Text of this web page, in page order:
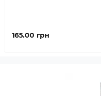
165.00 грн